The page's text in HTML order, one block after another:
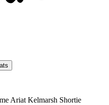
Ariat Kelmarsh Shortie